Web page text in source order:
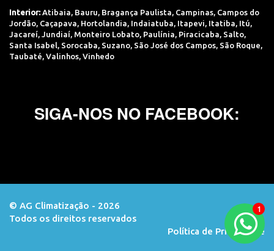
Interior: Atibaia Bauru Bragança Paulista Campinas Campos do
Jordão Caçapava Hortolandia Indaiatuba Itapevi Itatiba Itú
Jacareí
Jundiaí Monteiro Lobato Paulínia Piracicaba Salto
Santa Isabel Sorocaba Suzano São José dos Campos São Roque
Taubaté Valinhos Vinhedo
SIGA-NOS NO FACEBOOK:
© AG Climatização - 2026
Todos os direitos reservados
Política de Privacidade
Orçamento
via